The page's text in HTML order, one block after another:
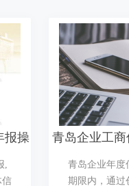
报操
,
信
青岛企业工
青岛企业年度
期限内，通过